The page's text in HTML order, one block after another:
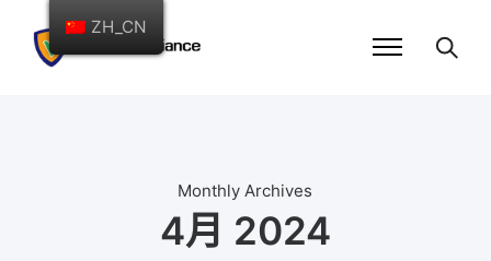
Monthly Archives
4月 2024
ZH_CN